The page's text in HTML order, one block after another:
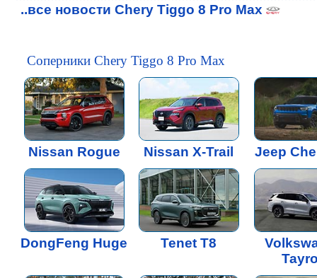
..все новости Chery Tiggo 8 Pro Max
Соперники Chery Tiggo 8 Pro Max
Nissan Rogue Nissan X-Trail Jeep
DongFeng Huge Tenet T8